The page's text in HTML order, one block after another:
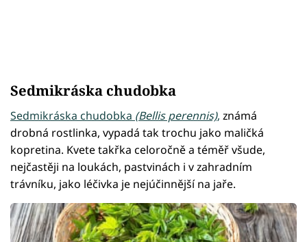
Sedmikráska chudobka
Sedmikráska chudobka (Bellis perennis), známá
drobná rostlinka, vypadá tak trochu jako maličká
kopretina. Kvete takřka celoročně a téměř všude,
nejčastěji na loukách, pastvinách i v zahradním
trávníku, jako léčivka je nejúčinnější na jaře.